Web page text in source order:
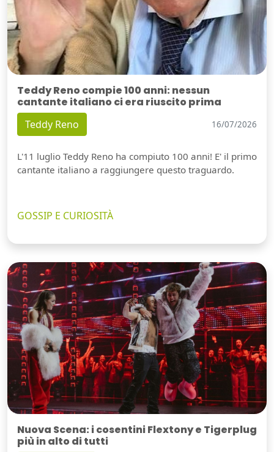
Teddy Reno compie 100 anni: nessun
cantante italiano ci era riuscito prima
Teddy Reno 16/07/2026
L'11 luglio Teddy Reno ha compiuto 100 anni! E' il primo
cantante italiano a raggiungere questo traguardo.
GOSSIP E CURIOSITÀ
Nuova Scena: i cosentini Flextony e Tigerplug
più in alto di tutti